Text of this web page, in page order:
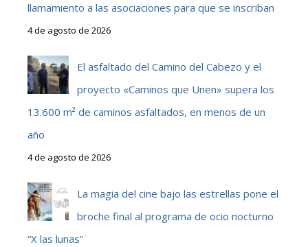
llamamiento a las asociaciones para que se inscriban
4 de agosto de 2026
El asfaltado del Camino del Cabezo y el
proyecto «Caminos que Unen» supera los
13.600 m² de caminos asfaltados, en menos de un
año
4 de agosto de 2026
La magia del cine bajo las estrellas pone el
broche final al programa de ocio nocturno
“X las lunas”